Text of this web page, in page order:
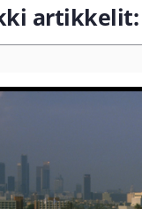
artikkelit: